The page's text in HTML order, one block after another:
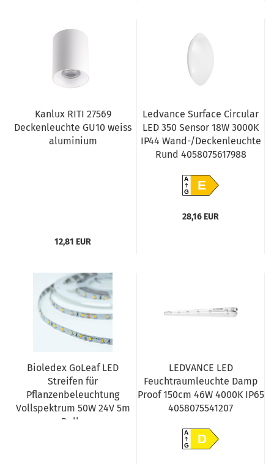
Kanlux RITI 27569
Deckenleuchte GU10 weiss
aluminium
12,81 EUR
Ledvance Surface Circular
LED 350 Sensor 18W 3000K
IP44 Wand-/Deckenleuchte
Rund 4058075617988
A
GE
28,16 EUR
Bioledex GoLeaf LED
Streifen für
Pflanzenbeleuchtung
Vollspektrum 50W 24V 5m
Rolle
LEDVANCE LED
Feuchtraumleuchte Damp
Proof 150cm 46W 4000K IP65
4058075541207
A
GD